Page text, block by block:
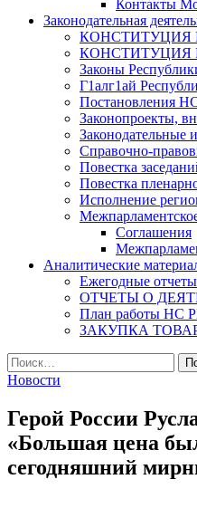
Контакты
Законодательная
КОНСТИТУЦИЯ
КОНСТИТУЦИЯ
Законы
Г1алг1ай
Постановления
Законопроекты,
Законодательные
Справочно-
Повестка
Повестка
Исполнение
Соглашения
Аналитические
Ежегодные
ОТЧЕТЫ О
План работы НС
ЗАКУПКА
Найти:
Новости
Герой России
«Большая цена
сегодняшний